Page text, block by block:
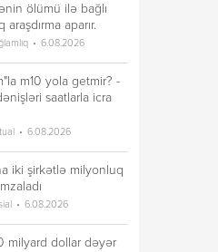
ölümü ilə bağlı
aparır.
6.08.2026
m10 yola getmir? -
saatlarla icra
6.08.2026
iki şirkətlə milyonluq
6.08.2026
milyard dollar dəyər